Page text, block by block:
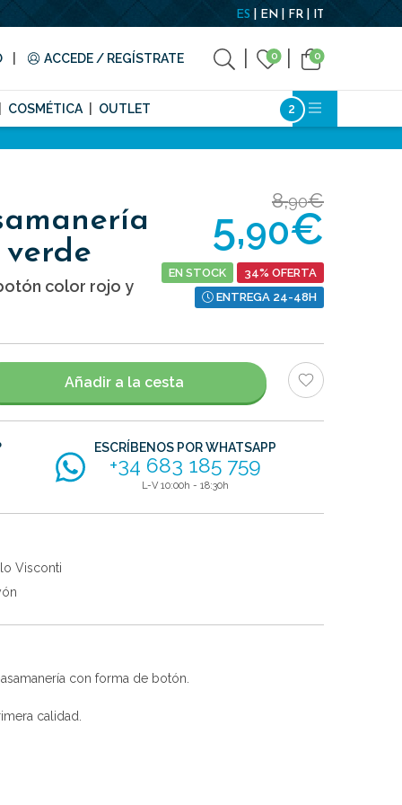
ES EN FR IT
ACCEDE / REGÍSTRATE 0 0
COSMÉTICA OUTLET
color rojo y
8,90€
5,90€
EN STOCK
34% OFERTA
ENTREGA 24-48H
Añadir a la cesta
ESCRÍBENOS POR WHATSAPP
+34 683 185 759
L-V 10:00h - 18:30h
Visconti
con forma de botón.
calidad.